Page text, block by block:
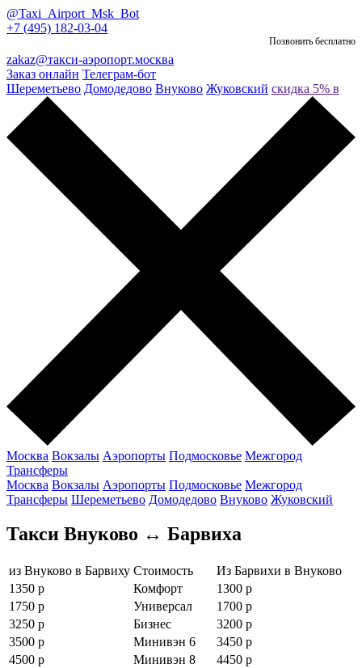
@Taxi_Airport_Msk_Bot
+7 (495) 182-03-04
Позвонить бесплатно
zakaz@такси-аэропорт.москва
Заказ онлайн Телеграм-бот
Шереметьево Домодедово Внуково Жуковский скидка 5% в
Москва Вокзалы Аэропорты Подмосковье Межгород
Трансферы
Москва Вокзалы Аэропорты Подмосковье Межгород
Трансферы Шереметьево Домодедово Внуково Жуковский
Такси Внуково ↔ Барвиха
из Внуково в Барвиху Стоимость
Из Барвихи в Внуково
1350 р
Комфорт
1300 р
1750 р
Универсал
1700 р
3250 р
Бизнес
3200 р
3500 р
Минивэн 6
3450 р
4500 р
Минивэн 8
4450 р